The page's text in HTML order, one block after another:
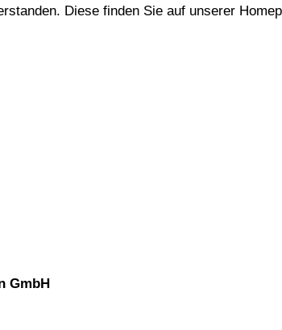
Diese finden Sie auf unserer
GmbH